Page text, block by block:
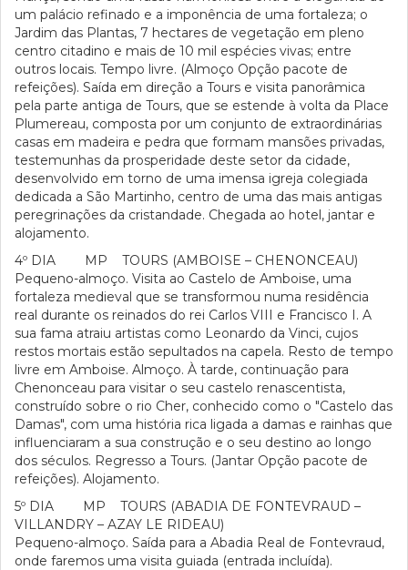
um palácio refinado e a imponência de uma fortaleza; o
Jardim das Plantas, 7 hectares de vegetação em pleno
centro citadino e mais de 10 mil espécies vivas; entre
outros locais. Tempo livre. (Almoço Opção pacote de
refeições). Saída em direção a Tours e visita panorâmica
pela parte antiga de Tours, que se estende à volta da Place
Plumereau, composta por um conjunto de extraordinárias
casas em madeira e pedra que formam mansões privadas,
testemunhas da prosperidade deste setor da cidade,
desenvolvido em torno de uma imensa igreja colegiada
dedicada a São Martinho, centro de uma das mais antigas
peregrinações da cristandade. Chegada ao hotel, jantar e
alojamento.
4º DIA MP TOURS (AMBOISE – CHENONCEAU)
Pequeno-almoço. Visita ao Castelo de Amboise, uma
fortaleza medieval que se transformou numa residência
real durante os reinados do rei Carlos VIII e Francisco I. A
sua fama atraiu artistas como Leonardo da Vinci, cujos
restos mortais estão sepultados na capela. Resto de tempo
livre em Amboise. Almoço. À tarde, continuação para
Chenonceau para visitar o seu castelo renascentista,
construído sobre o rio Cher, conhecido como o "Castelo das
Damas", com uma história rica ligada a damas e rainhas que
influenciaram a sua construção e o seu destino ao longo
dos séculos. Regresso a Tours. (Jantar Opção pacote de
refeições). Alojamento.
5º DIA MP TOURS (ABADIA DE FONTEVRAUD –
VILLANDRY – AZAY LE RIDEAU)
Pequeno-almoço. Saída para a Abadia Real de Fontevraud,
onde faremos uma visita guiada (entrada incluída).